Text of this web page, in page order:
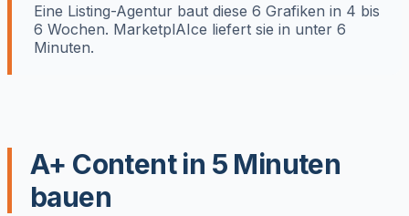
Eine Listing-Agentur baut diese 6 Grafiken in 4 bis
6 Wochen. MarketplAIce liefert sie in unter 6
Minuten.
A+ Content in 5 Minuten
bauen